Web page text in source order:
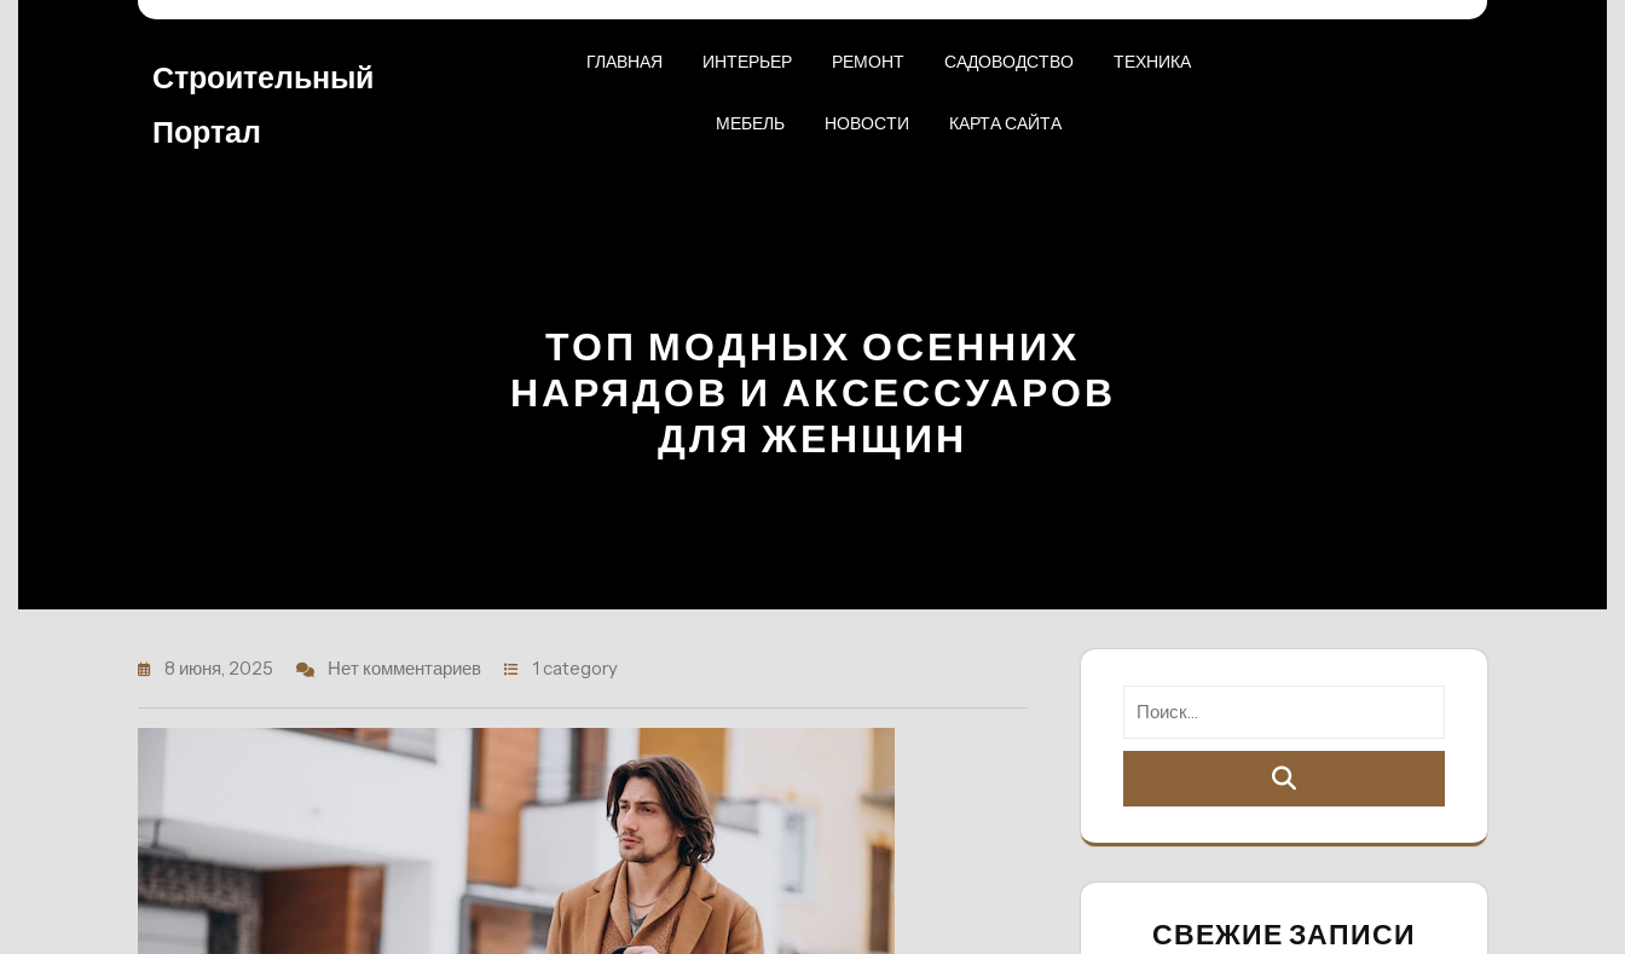
Строительный
Портал
ГЛАВНАЯ ИНТЕРЬЕР РЕМОНТ САДОВОДСТВО ТЕХНИКА
МЕБЕЛЬ НОВОСТИ КАРТА САЙТА
ТОП МОДНЫХ ОСЕННИХ
НАРЯДОВ И АКСЕССУАРОВ
ДЛЯ ЖЕНЩИН
8 июня, 2025 Нет комментариев 1 category
СВЕЖИЕ ЗАПИСИ